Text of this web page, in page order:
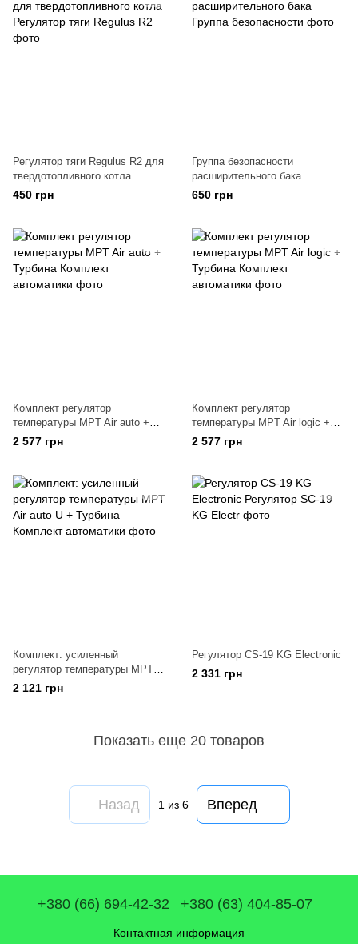
Регулятор тяги Regulus R2 для
твердотопливного котла
450 грн
Группа безопасности
расширительного бака
650 грн
Комплект регулятор
температуры MPT Air auto +
Турбина
2 577 грн
Комплект регулятор
температуры MPT Air logic +
Турбина
2 577 грн
Комплект: усиленный
регулятор температуры MPT
Air auto U + Турбина
2 121 грн
Регулятор CS-19 KG Electronic
2 331 грн
Показать еще 20 товаров
Назад 1 из 6 Вперед
+380 (66) 694-42-32 +380 (63) 404-85-07
Контактная информация